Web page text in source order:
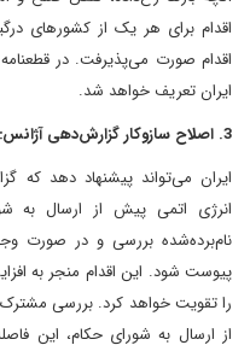
اقدام برای هر یک از کشورهای
اقدام صورت می‌پذیرفت. در
ایران تعریف خواهد شد.
3. اصلاح سازوکار گزارش‌دهی آژانس:
ایران می‌تواند پیشنهاد دهد که
انرژی اتمی پیش از ارسال به
نام‌برده‌شده بررسی و در صورت
پیوست شود. این اقدام منجر به
را تقویت خواهد کرد. بررسی
از ارسال به شورای حکام، این